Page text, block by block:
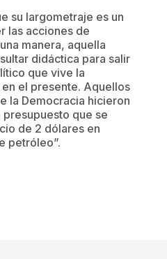
su largometraje es un
las acciones de
manera, aquella
didáctica para salir
que vive la
el presente. Aquellos
la Democracia hicieron
presupuesto que se
de 2 dólares en
petróleo”.